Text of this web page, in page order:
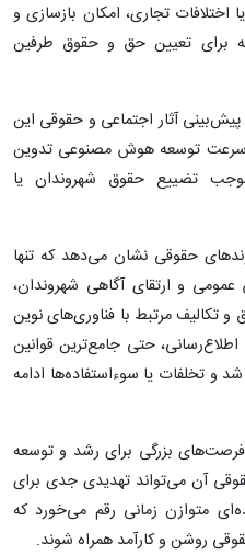
تجاری، امکان بازسازی و
برای تعیین حق و حقوق طرفین
پیش‌بینی آثار اجتماعی و حقوقی این
سرعت توسعه هوش مصنوعی تدوین
تضییع حقوق شهروندان یا
حقوقی نشان می‌دهد که تنها
و ارتقای آگاهی شهروندان،
و تکالیف مرتبط با فناوری‌های نوین
حتی جامع‌ترین قوانین
و تخلفات یا سوءاستفاده‌ها ادامه
بزرگی برای رشد و توسعه
آن می‌تواند تهدیدی جدی برای
متوازن زمانی رقم می‌خورد که
روشن و کارآمد همراه شوند.